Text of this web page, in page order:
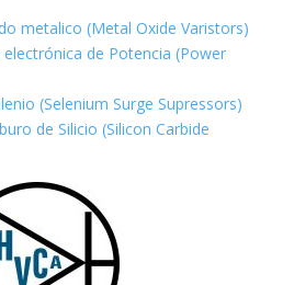
metalico (Metal Oxide Varistors)
de Potencia (Power
(Selenium Surge Supressors)
de Silicio (Silicon Carbide